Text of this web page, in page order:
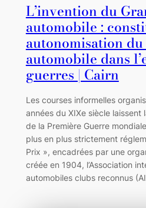
L’invention du
automobile :
autonomisation
automobile dans
guerres | Cairn
Les courses informelles
années du XIXe siècle laissent
de la Première Guerre
plus en plus strictement
Prix », encadrées par une
créée en 1904, l’Association
automobiles clubs reconnus